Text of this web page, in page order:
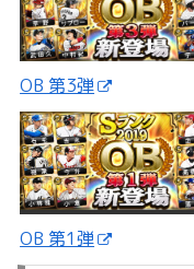
OB 第3弾
OB 第1弾